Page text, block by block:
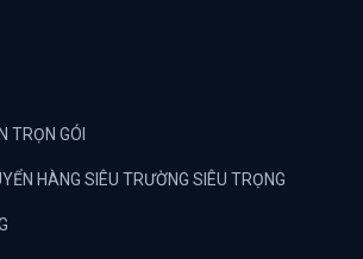
TRỌN GÓI
HÀNG SIÊU TRƯỜNG SIÊU TRỌNG